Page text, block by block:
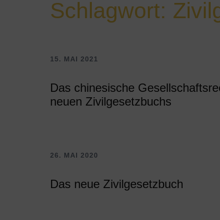
Schlagwort:
15. MAI 2021
Das chinesische
neuen Zivilgesetzbuchs
26. MAI 2020
Das neue Zivilgesetzbuch